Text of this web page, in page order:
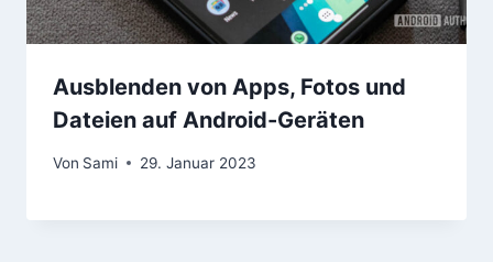
Ausblenden von Apps, Fotos und
Dateien auf Android-Geräten
Von Sami 29. Januar 2023